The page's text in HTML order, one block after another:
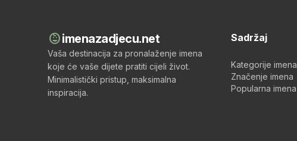
child_careimenazadjecu.net
Vaša destinacija za pronalaženje imena
koje će vaše dijete pratiti cijeli život.
Minimalistički pristup, maksimalna
inspiracija.
Sadržaj
Kategorije imena
Značenje imena
Popularna imena